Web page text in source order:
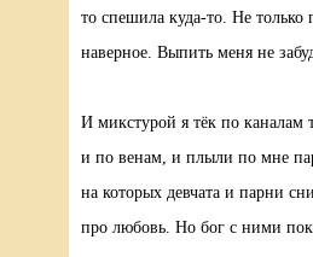
то спешила куда-то. Не
наверное. Выпить меня не
И микстурой я тёк по каналам
и по венам, и плыли по мне
на которых девчата и парни
про любовь. Но бог с ними